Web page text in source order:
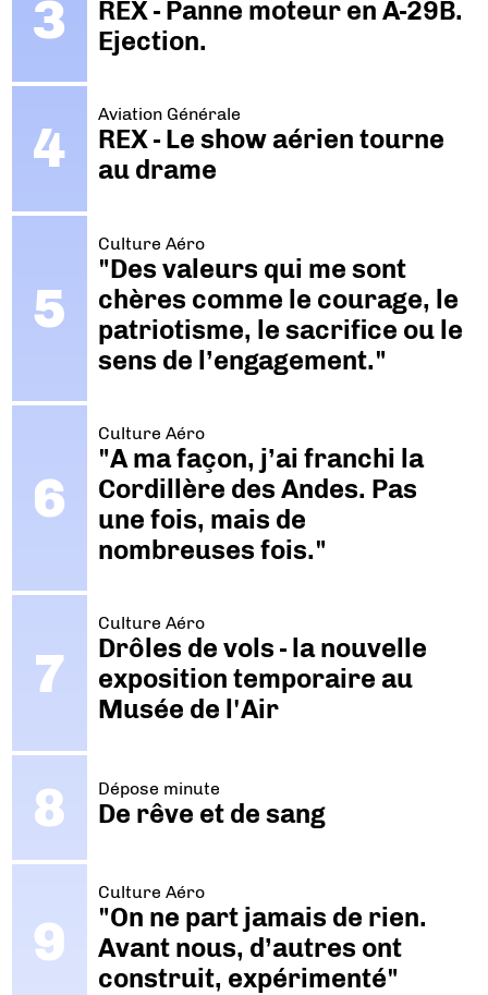
REX - Panne moteur en A-29B.
Ejection.
Aviation Générale
REX - Le show aérien tourne
au drame
Culture Aéro
"Des valeurs qui me sont
chères comme le courage, le
patriotisme, le sacrifice ou le
sens de l’engagement."
Culture Aéro
"A ma façon, j’ai franchi la
Cordillère des Andes. Pas
une fois, mais de
nombreuses fois."
Culture Aéro
Drôles de vols - la nouvelle
exposition temporaire au
Musée de l'Air
Dépose minute
De rêve et de sang
Culture Aéro
"On ne part jamais de rien.
Avant nous, d’autres ont
construit, expérimenté"